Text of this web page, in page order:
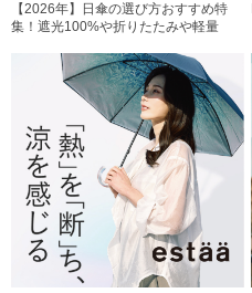
【2026年】日傘の選び方おすすめ特
集！遮光100%や折りたたみや軽量